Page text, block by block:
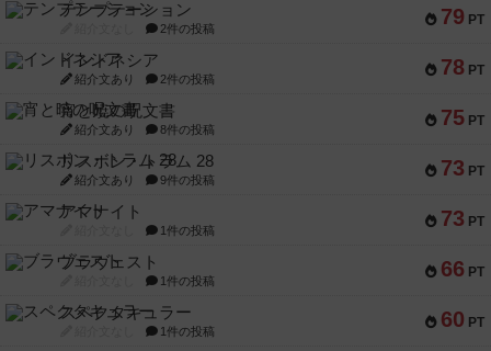
79 PT
テンプテーション
2件の投稿
78 PT
インドネシア
紹介文あり 2件の投稿
75 PT
宵と暁の呪文書
紹介文あり 8件の投稿
73 PT
リスボン・トラム 28
紹介文あり 9件の投稿
73 PT
アマナイト
1件の投稿
66 PT
ブラヴェスト
1件の投稿
60 PT
スペクタキュラー
1件の投稿